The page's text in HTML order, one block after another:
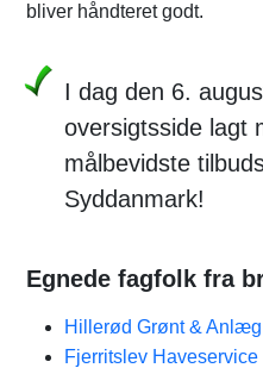
bliver håndteret godt.
I dag den 6.
oversigtsside lagt
målbevidste
Syddanmark!
Egnede fagfolk fra
Hillerød Grønt & Anlæg
Fjerritslev Haveservice